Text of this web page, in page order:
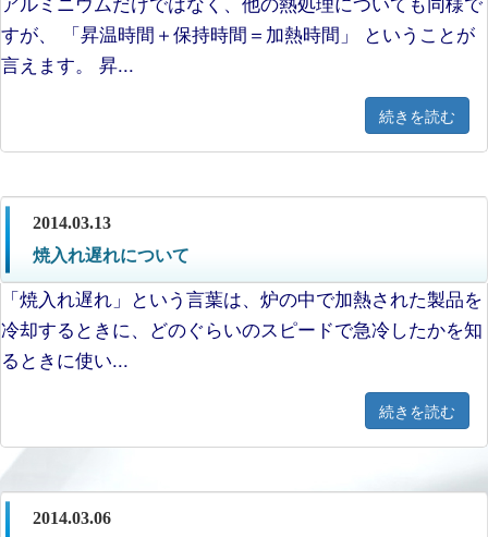
すが、 「昇温時間＋保持時間＝加熱時間」 ということが
言えます。 昇...
続きを読む
2014.03.13
焼入れ遅れについて
「焼入れ遅れ」という言葉は、炉の中で加熱された製品を
冷却するときに、どのぐらいのスピードで急冷したかを知
るときに使い...
続きを読む
2014.03.06